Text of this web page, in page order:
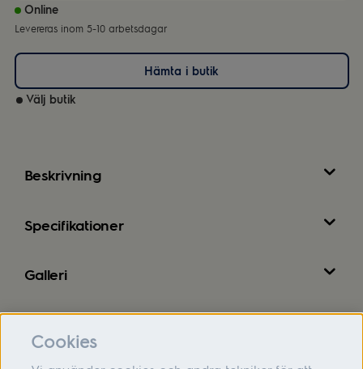
Online
Levereras inom 5-10 arbetsdagar
Hämta i butik
Välj butik
Beskrivning
Specifikationer
Galleri
Cookies